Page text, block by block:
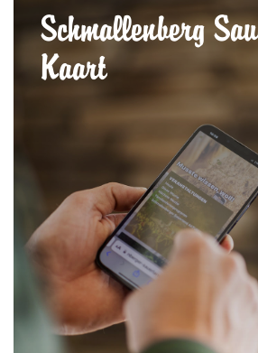
Schmallenberg
Kaart